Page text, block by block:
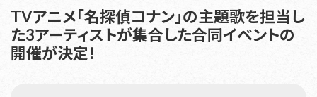
TVアニメ「名探偵コナン」の主題歌を担当し
た3アーティストが集合した合同イベントの
開催が決定！